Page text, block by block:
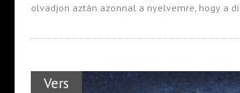
olvadjon aztán azonnal a nyelvemre, hogy a
Vers